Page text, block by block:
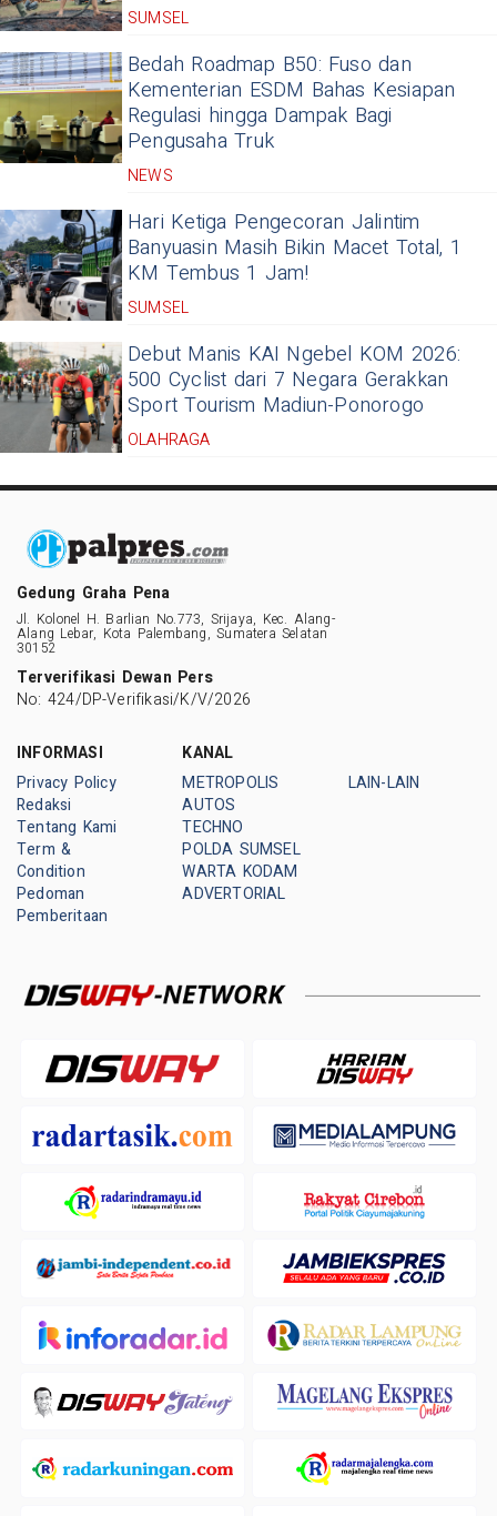
SUMSEL
Bedah Roadmap B50: Fuso dan
Kementerian ESDM Bahas Kesiapan
Regulasi hingga Dampak Bagi
Pengusaha Truk
NEWS
Hari Ketiga Pengecoran Jalintim
Banyuasin Masih Bikin Macet Total, 1
KM Tembus 1 Jam!
SUMSEL
Debut Manis KAI Ngebel KOM 2026:
500 Cyclist dari 7 Negara Gerakkan
Sport Tourism Madiun-Ponorogo
OLAHRAGA
Gedung Graha Pena
Jl. Kolonel H. Barlian No.773, Srijaya, Kec. Alang-
Alang Lebar, Kota Palembang, Sumatera Selatan
30152
Terverifikasi Dewan Pers
No: 424/DP-Verifikasi/K/V/2026
INFORMASI
Privacy Policy
Redaksi
Tentang Kami
Term &
Condition
Pedoman
Pemberitaan
KANAL
METROPOLIS
AUTOS
TECHNO
POLDA SUMSEL
WARTA KODAM
ADVERTORIAL
LAIN-LAIN